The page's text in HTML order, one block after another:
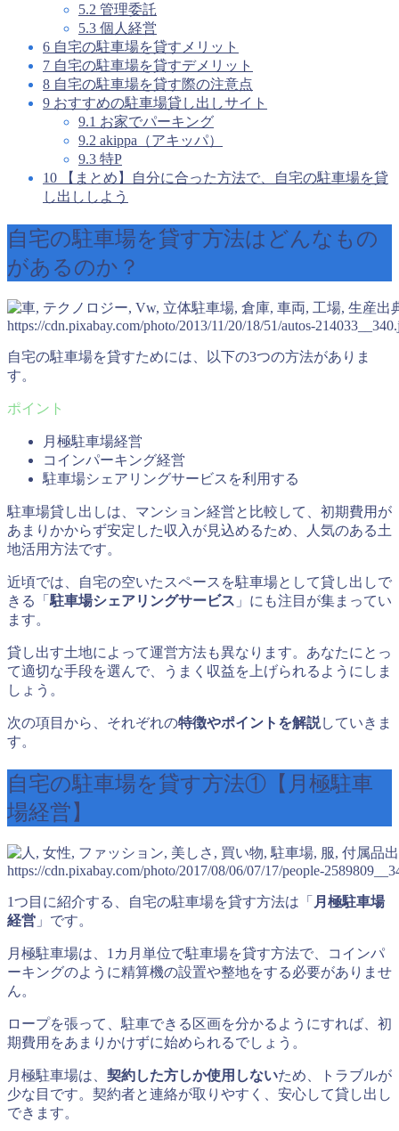
5.2 管理委託
5.3 個人経営
6 自宅の駐車場を貸すメリット
7 自宅の駐車場を貸すデメリット
8 自宅の駐車場を貸す際の注意点
9 おすすめの駐車場貸し出しサイト
9.1 お家でパーキング
9.2 akippa（アキッパ）
9.3 特P
10 【まとめ】自分に合った方法で、自宅の駐車場を貸
し出ししよう
自宅の駐車場を貸す方法はどんなもの
があるのか？
出
https://cdn.pixabay.com/photo/2013/11/20/18/51/autos-
自宅の駐車場を貸すためには、以下の3つの方法がありま
す。
月極駐車場経営
コインパーキング経営
駐車場シェアリングサービスを利用する
駐車場貸し出しは、マンション経営と比較して、初期費用が
あまりかからず安定した収入が見込めるため、人気のある土
地活用方法です。
近頃では、自宅の空いたスペースを駐車場として貸し出しで
きる「 駐車場シェアリングサービス 」にも注目が集まってい
ます。
貸し出す土地によって運営方法も異なります。あなたにとっ
て適切な手段を選んで、うまく収益を上げられるようにしま
しょう。
次の項目から、それぞれの特徴やポイントを解説していきま
す。
自宅の駐車場を貸す方法①【月極駐車
場経営】
https://cdn.pixabay.com/photo/2017/08/06/07/17/people-
1つ目に紹介する、自宅の駐車場を貸す方法は「 月極駐車場
経営 」です。
月極駐車場は、1カ月単位で駐車場を貸す方法で、コインパ
ーキングのように精算機の設置や整地をする必要がありませ
ん。
ロープを張って、駐車できる区画を分かるようにすれば、初
期費用をあまりかけずに始められるでしょう。
月極駐車場は、 契約した方しか使用しないため、トラブルが
少な目です。契約者と連絡が取りやすく、安心して貸し出し
できます。